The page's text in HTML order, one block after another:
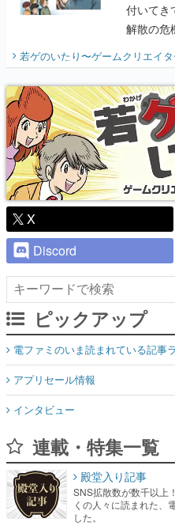
付いてき
解散の危
開く。
『少年ジ
り】
若ゲのいたり〜ゲームクリエイ
X
Discord
ピックアップ
電ファミのいま読まれている記事
アプリセール情報
インタビュー
連載・特集一覧
殿堂入り記事
SNS拡散数が数千以上
くの人々に読まれた、
した。